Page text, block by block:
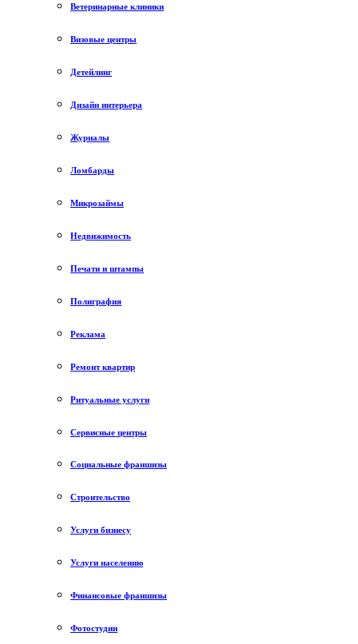
Ветеринарные клиники
Визовые центры
Детейлинг
Дизайн интерьера
Журналы
Ломбарды
Микрозаймы
Недвижимость
Печати и штампы
Полиграфия
Реклама
Ремонт квартир
Ритуальные услуги
Сервисные центры
Социальные франшизы
Строительство
Услуги бизнесу
Услуги населению
Финансовые франшизы
Фотостудии